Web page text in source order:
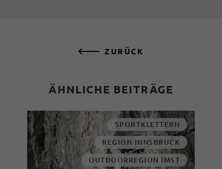
ZURÜCK
ÄHNLICHE BEITRÄGE
SPORTKLETTERN
REGION INNSBRUCK
OUTDOORREGION IMST